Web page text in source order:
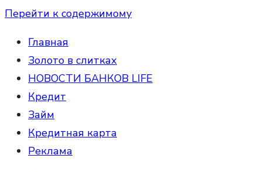
Перейти к содержимому
Главная
Золото в слитках
НОВОСТИ БАНКОВ LIFE
Кредит
Займ
Кредитная карта
Реклама